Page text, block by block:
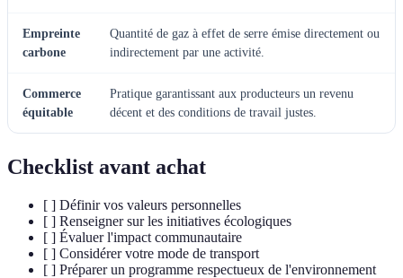
Empreinte
carbone
Quantité de gaz à effet de serre émise directement ou
indirectement par une activité.
Commerce
équitable
Pratique garantissant aux producteurs un revenu
décent et des conditions de travail justes.
Checklist avant achat
[ ] Définir vos valeurs personnelles
[ ] Renseigner sur les initiatives écologiques
[ ] Évaluer l'impact communautaire
[ ] Considérer votre mode de transport
[ ] Préparer un programme respectueux de l'environnement